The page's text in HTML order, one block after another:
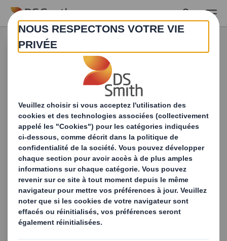
Skip to main content
Produits & Services